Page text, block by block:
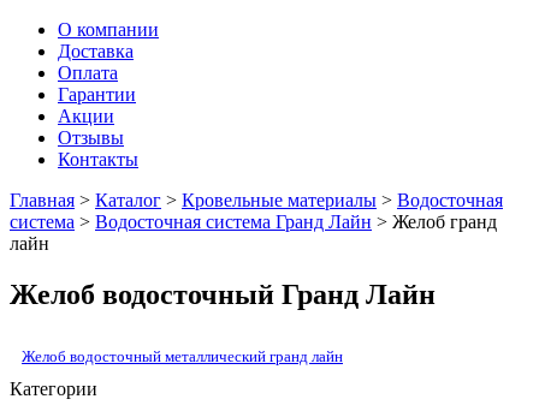
О компании
Доставка
Оплата
Гарантии
Акции
Отзывы
Контакты
Главная > Каталог > Кровельные материалы > Водосточная
система > Водосточная система Гранд Лайн > Желоб гранд
лайн
Желоб водосточный Гранд Лайн
Желоб водосточный металлический гранд лайн
Категории